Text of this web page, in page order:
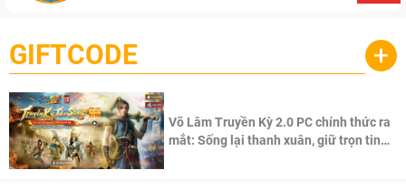
GIFTCODE +
Võ Lâm Truyền Kỳ 2.0 PC chính thức ra
mắt: Sống lại thanh xuân, giữ trọn tinh